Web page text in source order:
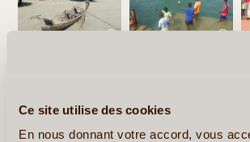
Ce site utilise des cookies
En nous donnant votre accord, vous
© ©